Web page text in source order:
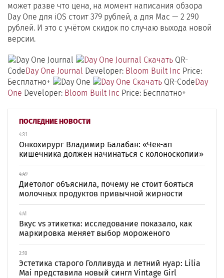
ПОСЛЕДНИЕ НОВОСТИ
4:31
Онкохирург Владимир Балабан: «Чек-ап
кишечника должен начинаться с колоноскопии»
4:49
Диетолог объяснила, почему не стоит бояться
молочных продуктов привычной жирности
4:41
Вкус vs этикетка: исследование показало, как
маркировка меняет выбор мороженого
2:10
Эстетика старого Голливуда и летний нуар: Lilia
Mai представила новый сингл Vintage Girl
может разве что цена, на момент написания обзора
Day One для iOS стоит 379 рублей, а для Mac — 2 290
рублей. И это с учётом скидок по случаю выхода новой
версии.
Скачать QR-
Code‎Day One Journal Developer: Bloom Built Inc Price:
Бесплатно+
Скачать QR-Code‎Day
One Developer: Bloom Built Inc Price: Бесплатно+